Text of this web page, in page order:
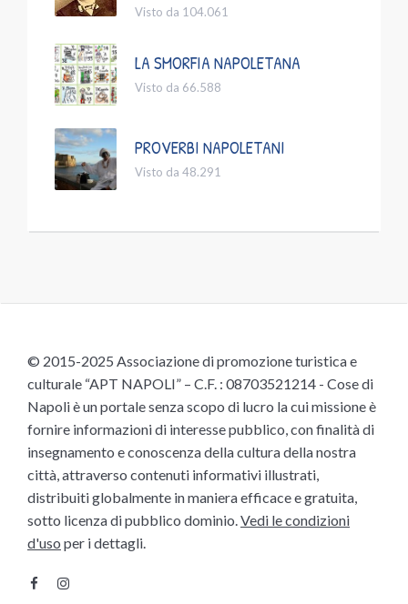
Visto da 104.061
LA SMORFIA NAPOLETANA
Visto da 66.588
PROVERBI NAPOLETANI
Visto da 48.291
© 2015-2025 Associazione di promozione turistica e
culturale “APT NAPOLI” – C.F. : 08703521214 - Cose di
Napoli è un portale senza scopo di lucro la cui missione è
fornire informazioni di interesse pubblico, con finalità di
insegnamento e conoscenza della cultura della nostra
città, attraverso contenuti informativi illustrati,
distribuiti globalmente in maniera efficace e gratuita,
sotto licenza di pubblico dominio. Vedi le condizioni
d'uso per i dettagli.